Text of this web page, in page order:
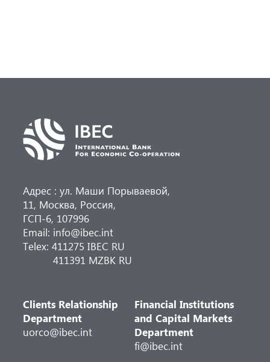
Адрес : ул. Маши Порываевой,
11, Москва, Россия,
ГСП-6, 107996
Email: info@ibec.int
Telex: 411275 IBEC RU
411391 MZBK RU
Clients Relationship
Department
uorco@ibec.int
Financial Institutions
and Capital Markets
Department
fi@ibec.int